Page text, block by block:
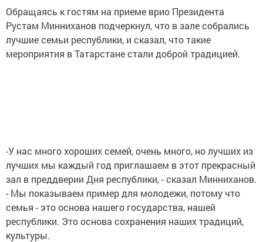
Обращаясь к гостям на приеме врио Президента
Рустам Минниханов подчеркнул, что в зале собрались
лучшие семьи республики, и сказал, что такие
мероприятия в Татарстане стали доброй традицией.
-У нас много хороших семей, очень много, но лучших из
лучших мы каждый год приглашаем в этот прекрасный
зал в преддверии Дня республики, - сказал Минниханов.
- Мы показываем пример для молодежи, потому что
семья - это основа нашего государства, нашей
республики. Это основа сохранения наших традиций,
культуры.